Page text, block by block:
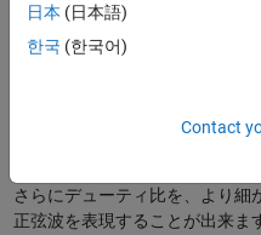
さらにデューティ比を、より細
正弦波を表現することが出来ま
日本 (日本語)
한국 (한국어)
Contact